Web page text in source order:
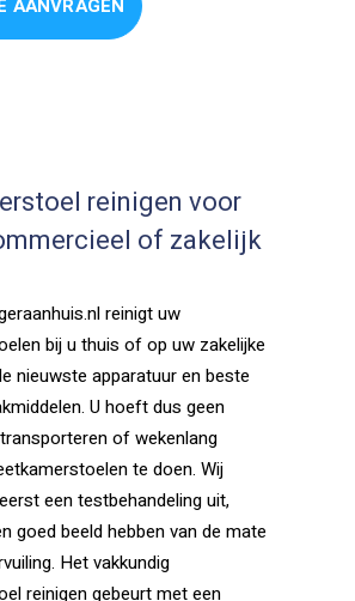
AANVRAGEN
reinigen voor
of zakelijk
reinigt uw
bij u thuis of op uw zakelijke
nieuwste apparatuur en beste
U hoeft dus geen
of wekenlang
te doen. Wij
een testbehandeling uit,
goed beeld hebben van de mate
Het vakkundig
reinigen gebeurt met een